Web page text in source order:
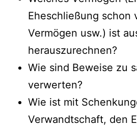
Eheschließung schon
Vermögen usw.) ist
herauszurechnen?
Wie sind Beweise zu
verwerten?
Wie ist mit
Verwandtschaft, den